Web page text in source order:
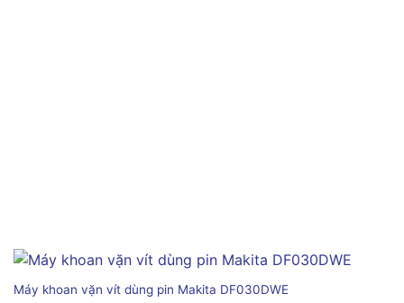
Máy khoan vặn vít dùng pin Makita DF030DWE